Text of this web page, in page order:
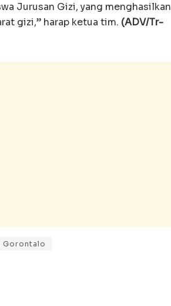
Jurusan Gizi, yang menghasilkan
gizi,” harap ketua tim. (ADV/Tr-
Gorontalo